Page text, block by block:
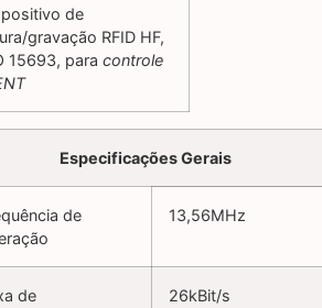
de
gravação RFID HF,
15693, para controle
Especificações Gerais
de
13,56MHz
de
26kBit/s